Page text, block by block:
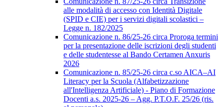
alle modalità di accesso con Identità Digitale
(SPID e CIE) per i servizi digitali scolastici –
Legge n. 182/2025
Comunicazione n. 86/25-26 circa Proroga termini
per la presentazione delle iscrizioni degli studenti
e delle studentesse al Bando Certamen Anxuris
2026
Comunicazione n. 85/25-26 circa c.so AICA–AI
Literacy per la Scuola (Alfabetizzazione
all'Intelligenza Artificiale) - Piano di Formazione
Docenti a.s. 2025-26 – Agg. P.T.O.F. 25/26 (ris.